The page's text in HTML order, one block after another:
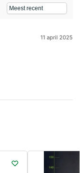
11 april 2025